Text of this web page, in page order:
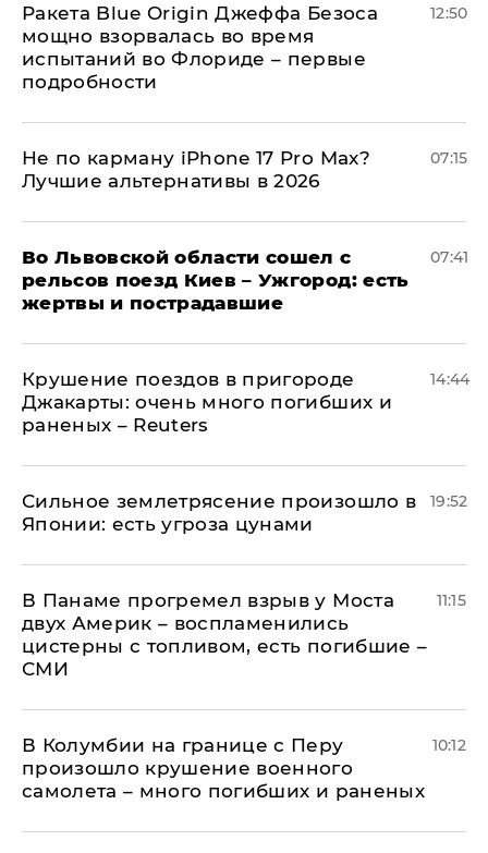
Ракета Blue Origin Джеффа Безоса
мощно взорвалась во время
испытаний во Флориде – первые
подробности
12:50
Не по карману iPhone 17 Pro Max?
Лучшие альтернативы в 2026
07:15
Во Львовской области сошел с
рельсов поезд Киев – Ужгород: есть
жертвы и пострадавшие
07:41
Крушение поездов в пригороде
Джакарты: очень много погибших и
раненых – Reuters
14:44
Сильное землетрясение произошло в
Японии: есть угроза цунами
19:52
В Панаме прогремел взрыв у Моста
двух Америк – воспламенились
цистерны с топливом, есть погибшие –
СМИ
11:15
В Колумбии на границе с Перу
произошло крушение военного
самолета – много погибших и раненых
10:12